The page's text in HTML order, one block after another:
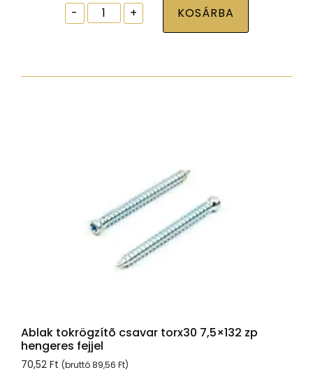
-
Ablak
tokrögzítõ
7,5x272
+ KOSÁRBA
Ablak tokrögzítõ csavar torx30 7,5×132 zp
hengeres fejjel
70,52 Ft (bruttó89,56 Ft)